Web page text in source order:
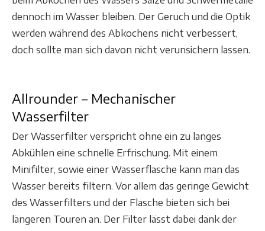
dennoch im Wasser bleiben. Der Geruch und die Optik
werden während des Abkochens nicht verbessert,
doch sollte man sich davon nicht verunsichern lassen.
Allrounder – Mechanischer
Wasserfilter
Der Wasserfilter verspricht ohne ein zu langes
Abkühlen eine schnelle Erfrischung. Mit einem
Minifilter, sowie einer Wasserflasche kann man das
Wasser bereits filtern. Vor allem das geringe Gewicht
des Wasserfilters und der Flasche bieten sich bei
längeren Touren an. Der Filter lässt dabei dank der